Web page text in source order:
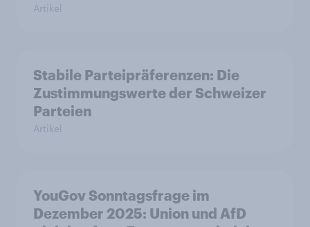
Artikel
Stabile Parteipräferenzen: Die
Zustimmungswerte der Schweizer
Parteien
Artikel
YouGov Sonntagsfrage im
Dezember 2025: Union und AfD